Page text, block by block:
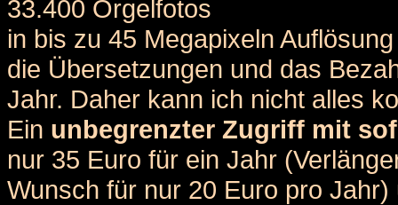
33.400 Orgelfotos
in bis zu 45 Megapixeln
die Übersetzungen und das
Jahr. Daher kann ich nicht alles
Ein unbegrenzter Zugriff mit
nur 35 Euro für ein Jahr
Wunsch für nur 20 Euro pro